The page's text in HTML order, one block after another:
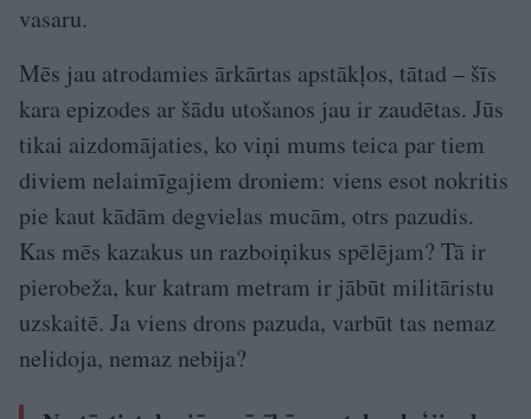
vasaru.
Mēs jau atrodamies ārkārtas apstākļos, tātad – šīs
kara epizodes ar šādu utošanos jau ir zaudētas. Jūs
tikai aizdomājaties, ko viņi mums teica par tiem
diviem nelaimīgajiem droniem: viens esot nokritis
pie kaut kādām degvielas mucām, otrs pazudis.
Kas mēs kazakus un razboiņikus spēlējam? Tā ir
pierobeža, kur katram metram ir jābūt militāristu
uzskaitē. Ja viens drons pazuda, varbūt tas nemaz
nelidoja, nemaz nebija?